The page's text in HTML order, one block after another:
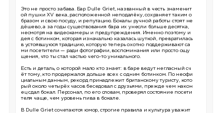
Это не просто забава. Бар Dulle Griet, названный в честь знаменит
ой пушки XV века, расположенной неподалёку, сохраняет таким о
бразом и свою посуду, и репутацию. Бокалы ручной работы стоят не
дёшево, а за годы существования бара их унесли больше десятка,
несмотря на видеокамеры и предупреждения. Именно поэтому и
дея с ботинком, которая изначально казалась шуткой, превратилась
в устоявшуюся традицию, которую теперь охотно поддерживают са
ми посетители — ради фотографии, воспоминания или просто ощу
щения, что ты стал частью чего-то уникального.
Есть и деталь, о которой мало кто знает: в баре ведут негласный сч
ёт тому, кто продержался дольше всех с одним ботинком. По неофи
циальным данным, рекорд принадлежит британскому туристу, кото
рый около четырёх часов беседовал с друзьями, прежде чем након
ец сдал бокал. Персонал, по его словам, проверял состояние посети
теля чаще, чем уровень пива в бокале.
В Dulle Griet сочетаются юмор, строгие правила и культура уважит